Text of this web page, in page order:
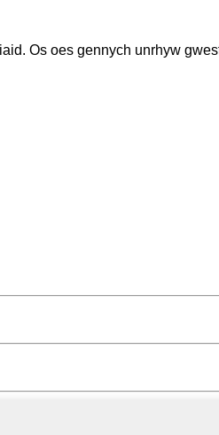
Os oes gennych unrhyw